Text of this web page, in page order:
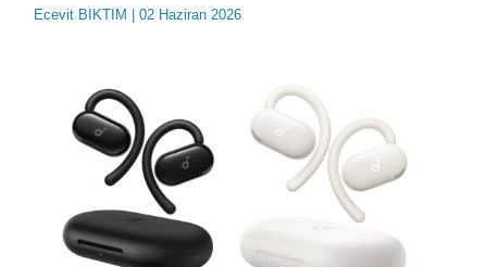
Ecevit BIKTIM | 02 Haziran 2026